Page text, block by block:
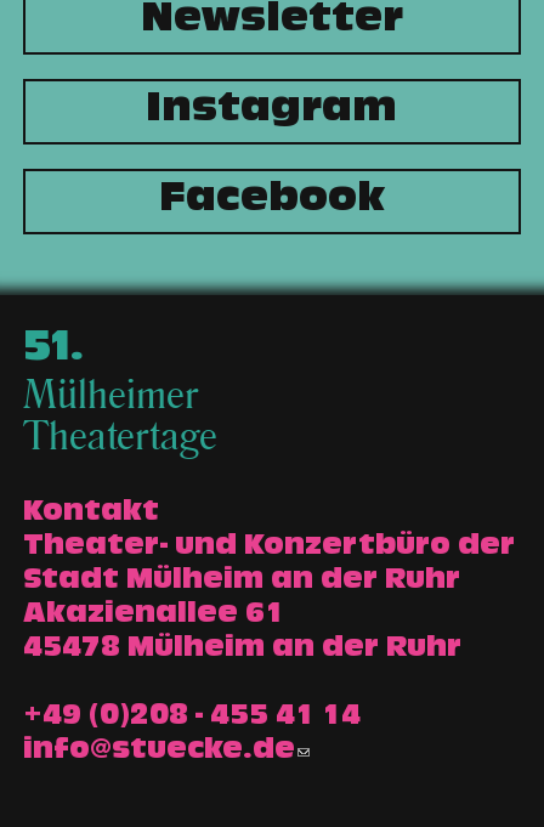
Newsletter
Instagram
Facebook
51.
Mülheimer
Theatertage
Kontakt
Theater- und Konzertbüro der
Stadt Mülheim an der Ruhr
Akazienallee 61
45478 Mülheim an der Ruhr
+49 (0)208 - 455 41 14
info@stuecke.de